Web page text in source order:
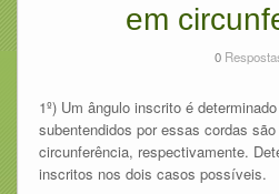
em
0
1º) Um ângulo inscrito é
subentendidos por essas cordas
circunferência, respectivamente.
inscritos nos dois casos possíveis.